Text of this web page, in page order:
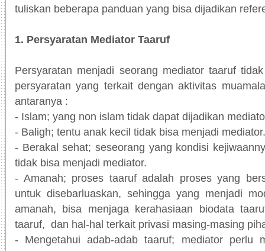
tuliskan beberapa panduan yang bisa dijadikan
1. Persyaratan Mediator Taaruf
Persyaratan menjadi seorang mediator taaruf
persyaratan yang terkait dengan aktivitas
antaranya :
- Islam; yang non islam tidak dapat dijadikan
- Baligh; tentu anak kecil tidak bisa menjadi mediator.
- Berakal sehat; seseorang yang kondisi
tidak bisa menjadi mediator.
- Amanah; proses taaruf adalah proses yang
untuk disebarluaskan, sehingga yang menjadi
amanah, bisa menjaga kerahasiaan biodata
taaruf, dan hal-hal terkait privasi masing-masing
- Mengetahui adab-adab taaruf; mediator perlu